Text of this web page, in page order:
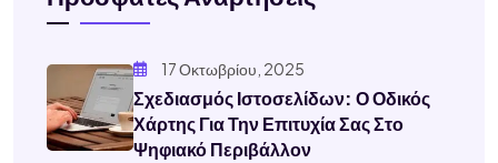
17 Οκτωβρίου, 2025
Σχεδιασμός Ιστοσελίδων: Ο Οδικός
Χάρτης Για Την Επιτυχία Σας Στο
Ψηφιακό Περιβάλλον